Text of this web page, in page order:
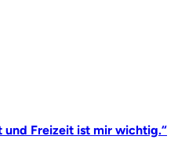
und Freizeit ist mir wichtig.“